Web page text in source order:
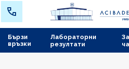
Лабораторни
резултати
Бързи
връзки